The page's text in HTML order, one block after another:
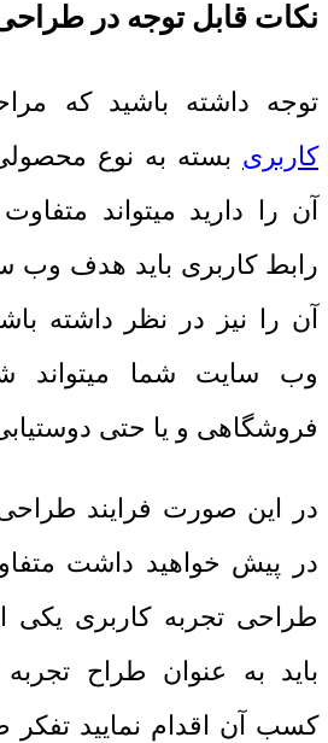
نکات قابل توجه در
توجه داشته باشید که
کاربری بسته به نوع
آن را دارید میتواند
رابط کاربری باید هدف وب
آن را نیز در نظر داشته
وب سایت شما میتواند
فروشگاهی و یا حتی
در این صورت فرایند
در پیش خواهید داشت
طراحی تجربه کاربری یکی
باید به عنوان طراح
کسب آن اقدام نمایید